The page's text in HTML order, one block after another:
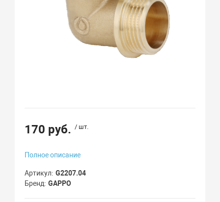
170 руб. / шт.
Полное описание
Артикул G2207.04
Бренд GAPPO